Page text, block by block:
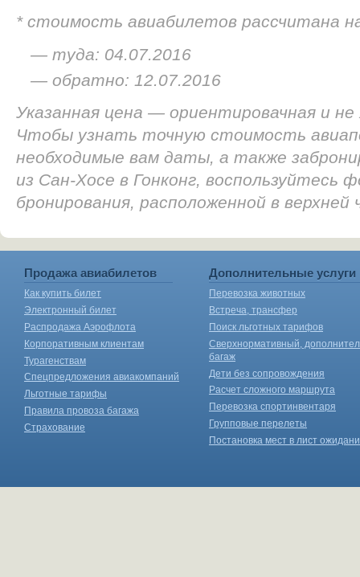
* стоимость авиабилетов рассчитана
— туда: 04.07.2016
— обратно: 12.07.2016
Указанная цена — ориентировачная и
Чтобы узнать точную стоимость
необходимые вам даты, а также
из Сан-Хосе в Гонконг, воспользуйтесь
бронирования, расположенной в
Продажа авиабилетов
Как купить билет
Электронный билет
Распродажа Аэрофлота
Корпоративным клиентам
Турагенствам
Спецпредложения авиакомпаний
Льготные тарифы
Правила провоза багажа
Страхование
Дополнительные услуги
Перевозка животных
Встреча, трансфер
Поиск льготных тарифов
Сверхнормативный,
багаж
Дети без сопровождения
Расчет сложного маршрута
Перевозка спортинвентаря
Групповые перелеты
Постановка мест в лист